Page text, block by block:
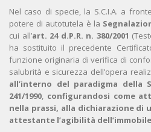
Nel caso di specie, la S.C.I.A. a
potere di autotutela è la
cui all’art. 24 d.P.R. n. 380/2001
ha sostituito il precedente
funzione originaria di verifica di
salubrità e sicurezza dell’opera
all’interno del paradigma della
241/1990, configurandosi come
nella prassi, alla dichiarazione
attestante l’agibilità dell’immobile